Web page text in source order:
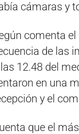
cámaras y
comenta
de las
12.48 del
en una
y el
que el